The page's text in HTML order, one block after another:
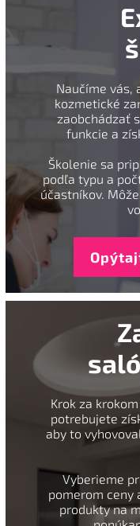
Naučíme vás,
kozmetické
zaobchádzať
funkcie a
Školenie sa
podľa typu a
účastníkov.
Krok za
potrebujete
aby to
Vyberieme
pomerom ceny
produkty na